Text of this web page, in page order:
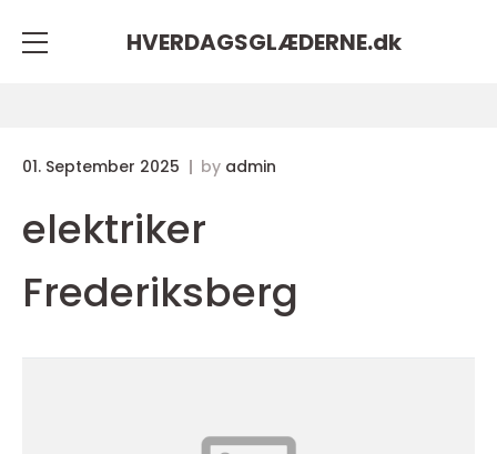
HVERDAGSGLÆDERNE.dk
01. September 2025 by admin
elektriker
Frederiksberg